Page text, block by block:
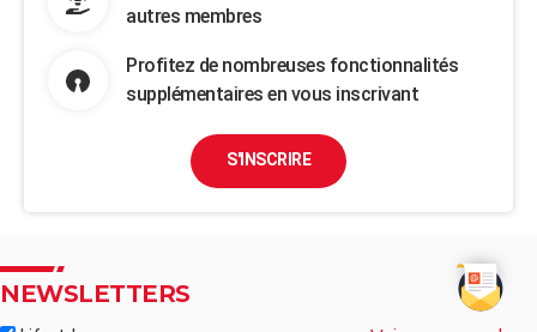
autres membres
Profitez de nombreuses fonctionnalités
supplémentaires en vous inscrivant
S'INSCRIRE
NEWSLETTERS